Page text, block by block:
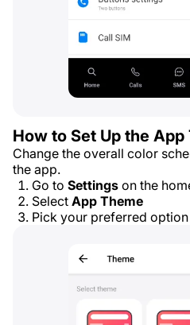
How to Set Up the App
Change the overall color
the app.
Go to Settings on the
Select App Theme
Pick your preferred option